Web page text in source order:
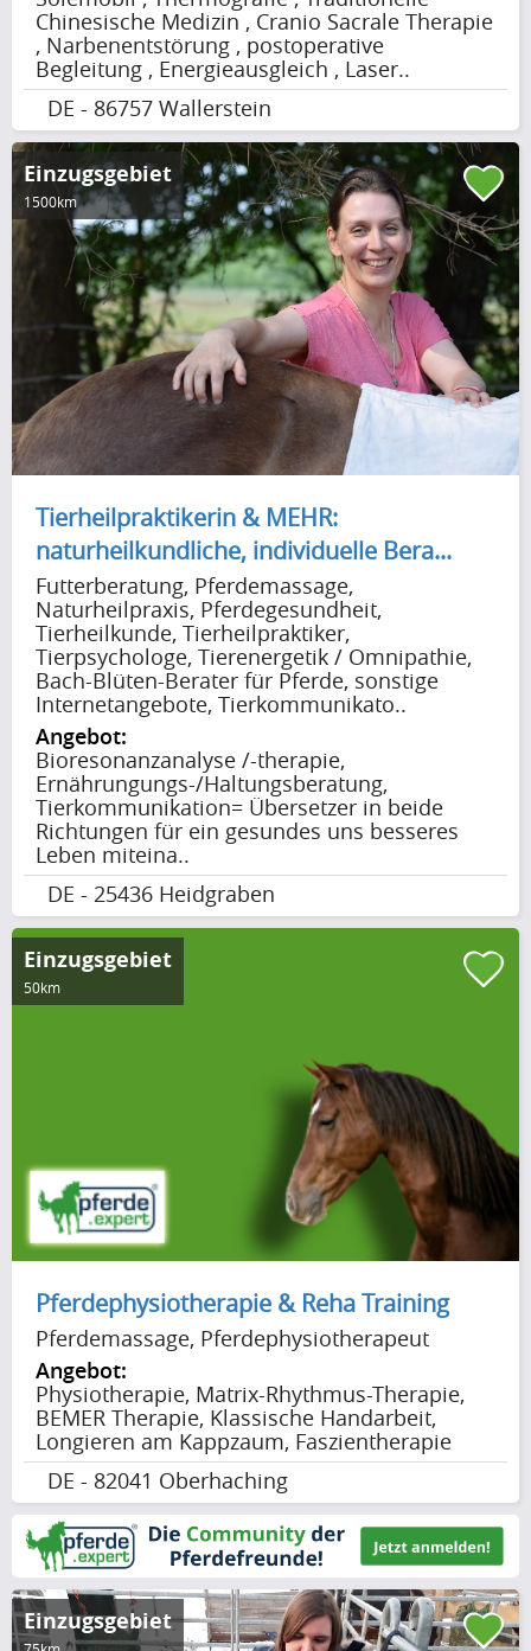
Chinesische Medizin , Cranio Sacrale Therapie
, Narbenentstörung , postoperative
Begleitung , Energieausgleich , Laser..
DE - 86757 Wallerstein
Einzugsgebiet
1500km
Tierheilpraktikerin & MEHR:
naturheilkundliche, individuelle Bera...
Futterberatung, Pferdemassage,
Naturheilpraxis, Pferdegesundheit,
Tierheilkunde, Tierheilpraktiker,
Tierpsychologe, Tierenergetik / Omnipathie,
Bach-Blüten-Berater für Pferde, sonstige
Internetangebote, Tierkommunikato..
Angebot:
Bioresonanzanalyse /-therapie,
Ernährungungs-/Haltungsberatung,
Tierkommunikation= Übersetzer in beide
Richtungen für ein gesundes uns besseres
Leben miteina..
DE - 25436 Heidgraben
Einzugsgebiet
50km
Pferdephysiotherapie & Reha Training
Pferdemassage, Pferdephysiotherapeut
Angebot:
Physiotherapie, Matrix-Rhythmus-Therapie,
BEMER Therapie, Klassische Handarbeit,
Longieren am Kappzaum, Faszientherapie
DE - 82041 Oberhaching
Einzugsgebiet